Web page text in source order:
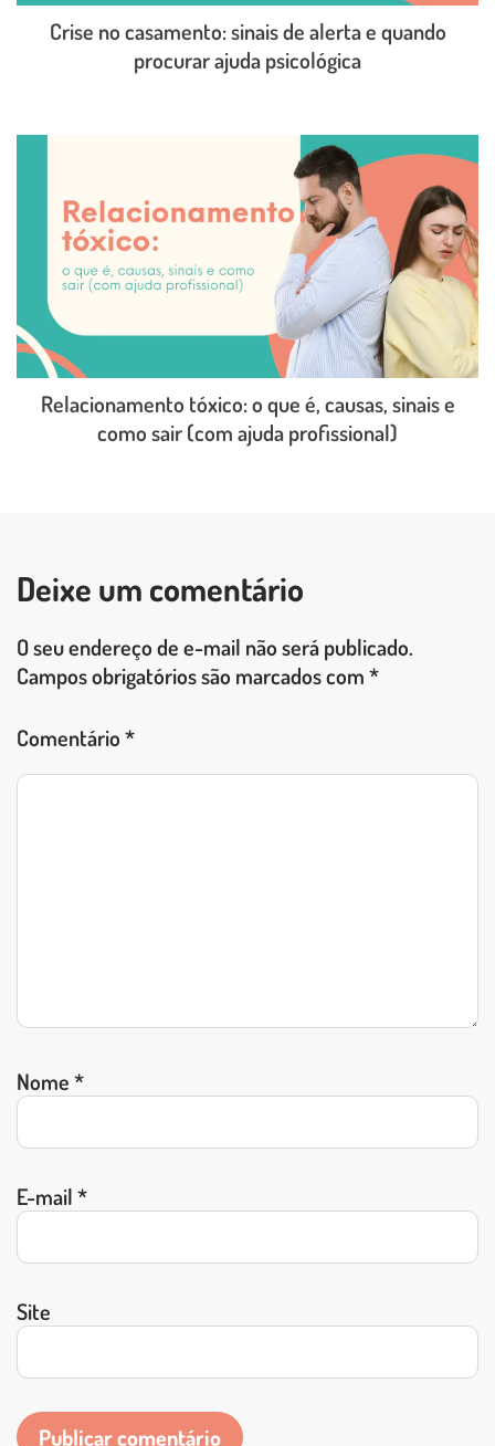
Crise no casamento: sinais de alerta e quando
procurar ajuda psicológica
Relacionamento tóxico: o que é, causas, sinais e
como sair (com ajuda profissional)
Deixe um comentário
O seu endereço de e-mail não será publicado.
Campos obrigatórios são marcados com*
Comentário*
Nome*
E-mail*
Site